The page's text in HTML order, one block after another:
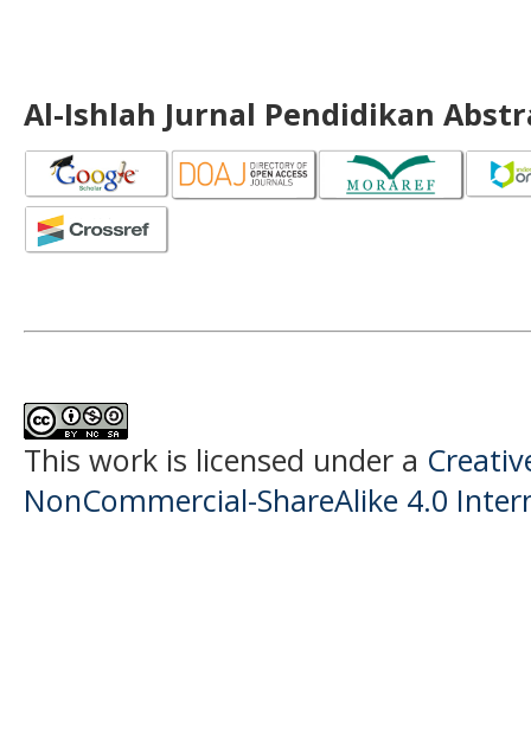
Al-Ishlah Jurnal Pendidikan
This work is licensed under a
NonCommercial-ShareAlike 4.0